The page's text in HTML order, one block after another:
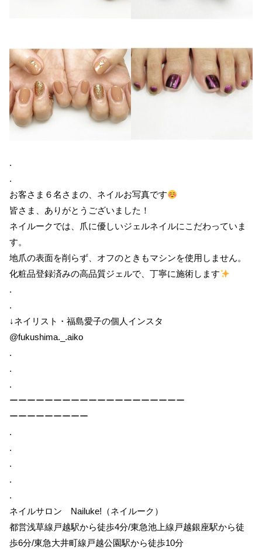
.
.
お客さま６名さまの、ネイルお写真です
皆さま、ありがとうございました！
ネイルークでは、爪に優しいジェルネイルにこだわっていま
す。
地爪の表面を削らず、オフのときもマシンを使用しません。
化粧品登録済みの高品質ジェルで、丁寧に施術します
.
.
↓ネイリスト・福島愛子の個人インスタ
@fukushima._.aiko
.
.
.
ーーーーーーーーーーーーーーーーーーーー
ーーーーーーーーー
.
.
.
.
.
ネイルサロン Nailuke!（ネイルーク）
都営浅草線戸越駅から徒歩4分/東急池上線戸越銀座駅から徒
歩6分/東急大井町線戸越公園駅から徒歩10分